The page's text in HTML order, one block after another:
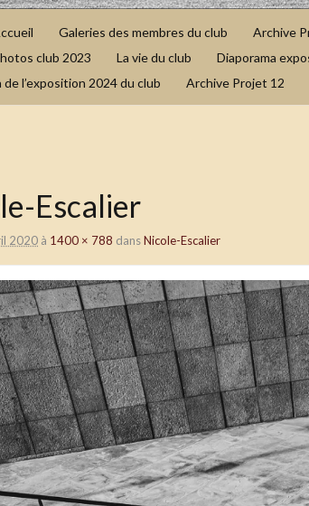
Galeries des membres du club Archive
club 2023
La vie du club
Diaporama
de l’exposition 2024 du club
Archive Projet 12
Escalier
2020 à 1400 × 788 dansNicole-Escalier